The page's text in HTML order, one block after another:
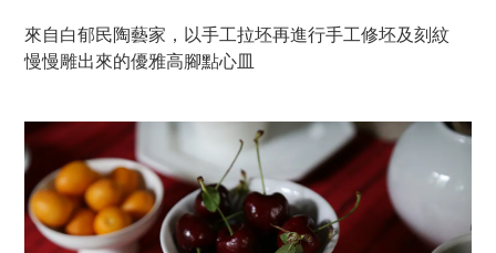
來自白郁民陶藝家，以手工拉坯再進行手工修坯及刻紋
慢慢雕出來的優雅高腳點心皿